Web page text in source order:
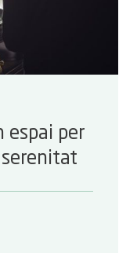
espai per
serenitat